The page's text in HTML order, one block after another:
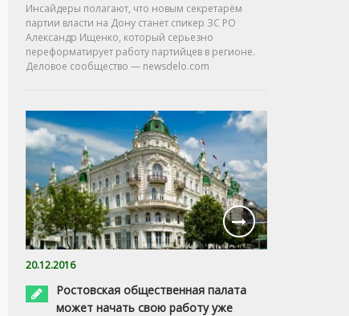
Инсайдеры полагают, что новым секретарём
партии власти на Дону станет спикер ЗС РО
Александр Ищенко, который серьезно
переформатирует работу партийцев в регионе.
Деловое сообщество — newsdelo.com
20.12.2016
Ростовская общественная палата
может начать свою работу уже